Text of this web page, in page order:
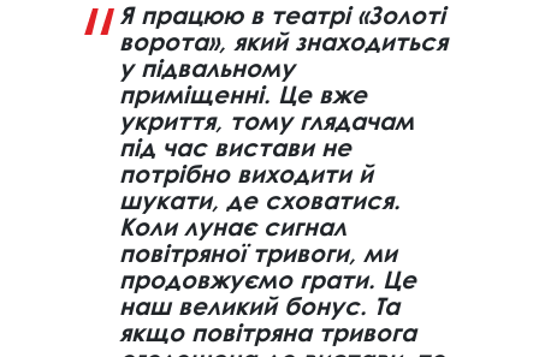
Я працюю в театрі «Золоті
ворота», який знаходиться
у підвальному
приміщенні. Це вже
укриття, тому глядачам
під час вистави не
потрібно виходити й
шукати, де сховатися.
Коли лунає сигнал
повітряної тривоги, ми
продовжуємо грати. Це
наш великий бонус. Та
якщо повітряна тривога